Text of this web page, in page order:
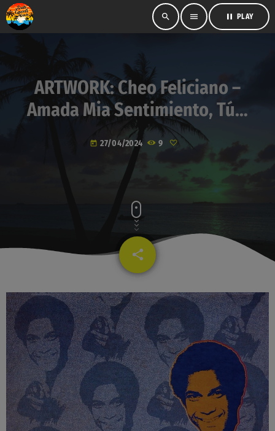
search menu pause PLAY
ARTWORK: Cheo Feliciano –
Amada Mia Sentimiento, Tú…
today 27/04/2024 9
share
email